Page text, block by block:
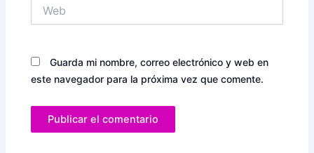
Guarda mi nombre, correo electrónico y web en
este navegador para la próxima vez que comente.